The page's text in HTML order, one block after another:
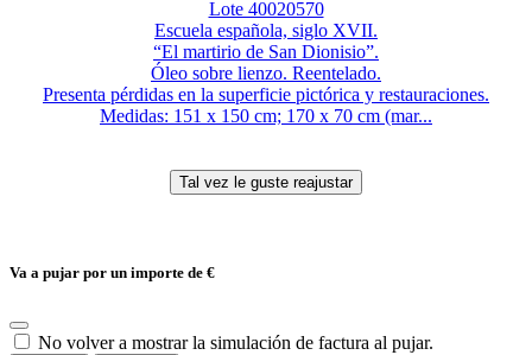
Lote 40020570
Escuela española, siglo XVII.
“El martirio de San Dionisio”.
Óleo sobre lienzo. Reentelado.
Presenta pérdidas en la superficie pictórica y restauraciones.
Medidas: 151 x 150 cm; 170 x 70 cm (mar...
Va a pujar por un importe de €
No volver a mostrar la simulación de factura al pujar.